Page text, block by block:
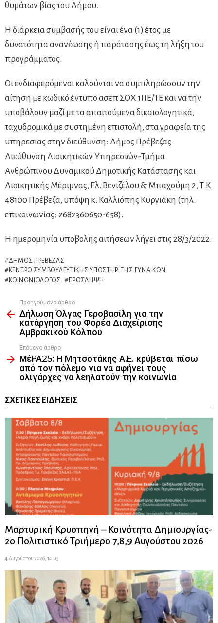
θυμάτων βίας του Δήμου.
Η διάρκεια σύμβασής του είναι ένα (1) έτος με
δυνατότητα ανανέωσης ή παράτασης έως τη λήξη του
προγράμματος.
Οι ενδιαφερόμενοι καλούνται να συμπληρώσουν την
αίτηση με κωδικό έντυπο ασεπ ΣΟΧ 1ΠΕ/ΤΕ και να την
υποβάλουν μαζί με τα απαιτούμενα δικαιολογητικά,
ταχυδρομικά με συστημένη επιστολή, στα γραφεία της
υπηρεσίας στην διεύθυνση: Δήμος Πρέβεζας-
Διεύθυνση Διοικητικών Υπηρεσιών-Τμήμα
Ανθρώπινου Δυναμικού Δημοτικής Κατάστασης και
Διοικητικής Μέριμνας, Ελ. Βενιζέλου & Μπαχούμη 2, Τ.Κ.
48100 Πρέβεζα, υπόψη κ. Καλλιόπης Κυργιάκη (τηλ.
επικοινωνίας: 2682360650-658).
Η ημερομηνία υποβολής αιτήσεων λήγει στις 28/3/2022.
ΔΉΜΟΣ ΠΡΈΒΕΖΑΣ
ΚΈΝΤΡΟ ΣΥΜΒΟΥΛΕΥΤΙΚΉΣ ΥΠΟΣΤΉΡΙΞΗΣ ΓΥΝΑΙΚΏΝ
ΚΟΙΝΩΝΙΟΛΌΓΟΣ
ΠΡΌΣΛΗΨΗ
more
Προηγούμενο άρθρο
Δήλωση Όλγας Γεροβασίλη για την
κατάργηση του Φορέα Διαχείρισης
Αμβρακικού Κόλπου
Επόμενο άρθρο
ΜέΡΑ25: Η Μητσοτάκης Α.Ε. κρύβεται πίσω
από τον πόλεμο για να αφήνει τους
ολιγάρχες να λεηλατούν την κοινωνία
ΣΧΕΤΙΚΈΣ ΕΙΔΉΣΕΙΣ
Μαρτυρική Κρυοπηγή – Κοινότητα Δημιουργίας-
2ο Πολιτιστικό Τριήμερο 7,8,9 Αυγούστου 2026
4 Αυγούστου 2026, 14:03